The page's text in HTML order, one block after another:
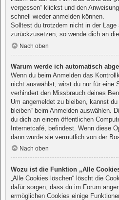
vergessen“ klickst und den
schnell wieder anmelden können.
Solltest du trotzdem nicht in der
zurückzusetzen, so wende dich an
Nach oben
Warum werde ich automatisch
Wenn du beim Anmelden das
nicht auswählst, wirst du nur für eine
verhindert den Missbrauch deines
Um angemeldet zu bleiben, kannst
bleiben“ beim Anmelden auswählen.
du dich an einem öffentlichen
Internetcafé, befindest. Wenn diese
dann wurde sie vermutlich von der
Nach oben
Wozu ist die Funktion „Alle
„Alle Cookies löschen“ löscht die
dafür sorgen, dass du im Forum
ermöglichen Cookies einige